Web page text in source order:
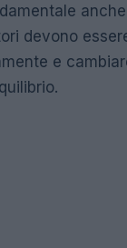
devono
e